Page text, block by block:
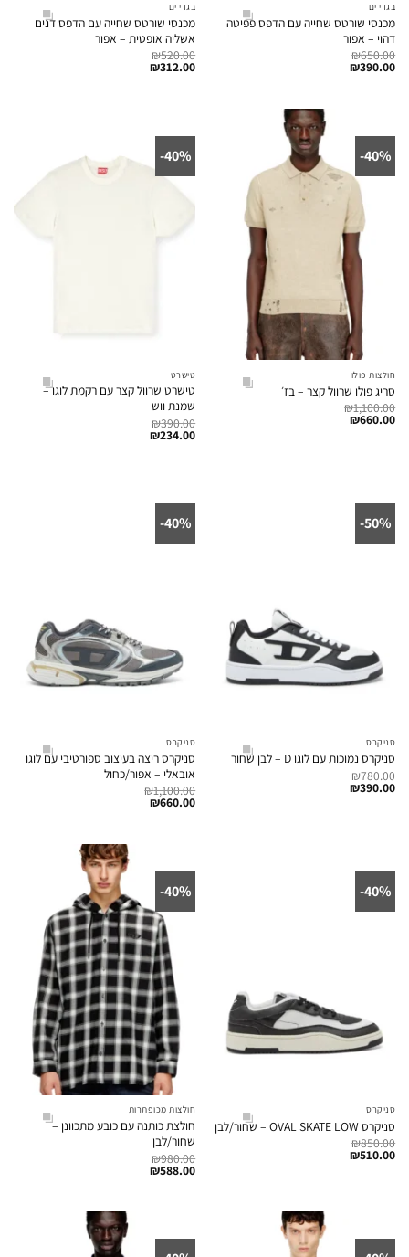
בגדי ים
מכנסי שורטס שחייה עם הדפס פפיטה
דהוי – אפור
₪650.00
₪390.00
בגדי ים
מכנסי שורטס שחייה עם הדפס דנים
אשליה אופטית – אפור
₪520.00
₪312.00
40%-
חולצות פולו
סריג פולו שרוול קצר – בז׳
₪1,100.00
₪660.00
40%-
טישרט
טישרט שרוול קצר עם רקמת לוגו –
שמנת ווש
₪390.00
₪234.00
50%-
סניקרס
סניקרס נמוכות עם לוגו D – לבן שחור
₪780.00
₪390.00
40%-
סניקרס
סניקרס ריצה בעיצוב ספורטיבי עם לוגו
אובאלי – אפור/כחול
₪1,100.00
₪660.00
40%-
סניקרס
סניקרס OVAL SKATE LOW – שחור/לבן
₪850.00
₪510.00
40%-
חולצות מכופתרות
חולצת כותנה עם כובע מתכוונן –
שחור/לבן
₪980.00
₪588.00